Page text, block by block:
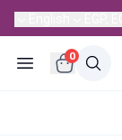
0